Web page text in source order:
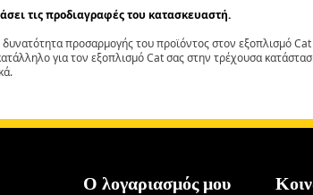
τις προδιαγραφές του κατασκευαστή.
προσαρμογής του προϊόντος στον εξοπλισμό
για τον εξοπλισμό Cat σας στην τρέχουσα
Ο λογαριασμός μου